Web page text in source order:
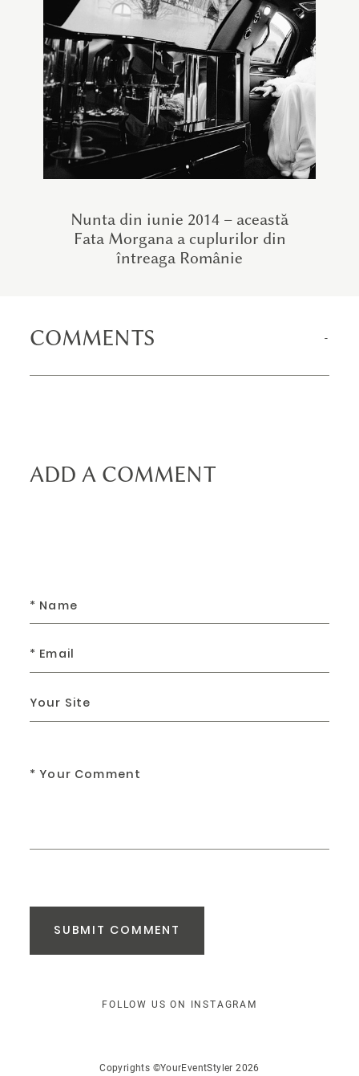
Nunta din iunie 2014 – această
Fata Morgana a cuplurilor din
întreaga Românie
COMMENTS
ADD A COMMENT
SUBMIT COMMENT
FOLLOW US ON INSTAGRAM
Copyrights ©YourEventStyler 2026